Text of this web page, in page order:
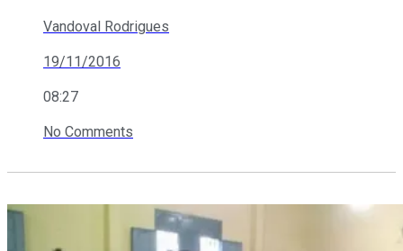
Vandoval Rodrigues
19/11/2016
08:27
No Comments